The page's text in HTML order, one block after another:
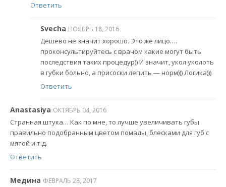
Ответить
Svecha НОЯБРЬ 18, 2016
Дешево не значит хорошо. Это же лицо….
проконсультируйтесь с врачом какие могут быть
последствия таких процедур)) И значит, укол уколоть
в губки больно, а присоски лепить — норм))) Логика)))
Ответить
Anastasiya ОКТЯБРЬ 04, 2016
Странная штука… Как по мне, то лучше увеличивать губы
правильно подобранным цветом помады, блесками для губ с
мятой и т.д.
Ответить
Медина ФЕВРАЛЬ 28, 2017